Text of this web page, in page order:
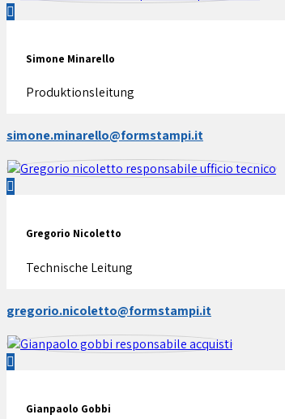
Simone Minarello
Produktionsleitung
simone.minarello@formstampi.it
Gregorio Nicoletto
Technische Leitung
gregorio.nicoletto@formstampi.it
Gianpaolo Gobbi